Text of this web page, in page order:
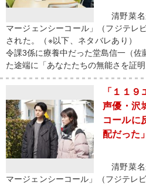
清野菜名
マージェンシーコール」（フジテレ
された。（※以下、ネタバレあり）
令課3係に療養中だった堂島信一（
た途端に「あなたたちの無能さを証明
「１１
声優・沢
コールに
配だった」
清野菜名
マージェンシーコール」（フジテレ